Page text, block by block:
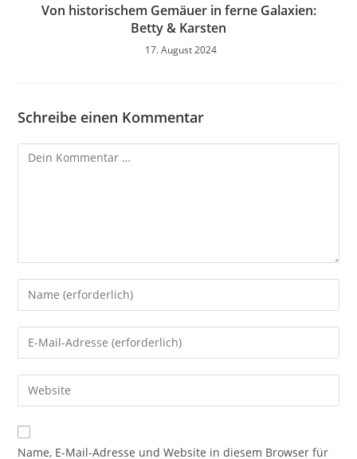
Von historischem Gemäuer in ferne Galaxien:
Betty & Karsten
17. August 2024
Schreibe einen Kommentar
Kommentar
Gib
deinen
Namen
oder
zum
Kommentieren
ein
Gib
deine
E-
Mail-
zum
Kommentieren
Gib
deine
Website-
URL
Name, E-Mail-Adresse und Website in diesem Browser für